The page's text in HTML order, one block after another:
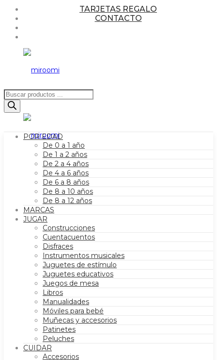
TARJETAS REGALO
CONTACTO
Búsqueda
de
productos
POR EDAD
De 0 a 1 año
De 1 a 2 años
De 2 a 4 años
De 4 a 6 años
De 6 a 8 años
De 8 a 10 años
De 8 a 12 años
MARCAS
JUGAR
Construcciones
Cuentacuentos
Disfraces
Instrumentos musicales
Juguetes de estímulo
Juguetes educativos
Juegos de mesa
Libros
Manualidades
Móviles para bebé
Muñecas y accesorios
Patinetes
Peluches
CUIDAR
Accesorios